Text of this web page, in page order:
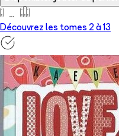
Découvrez les tomes 2 à 13